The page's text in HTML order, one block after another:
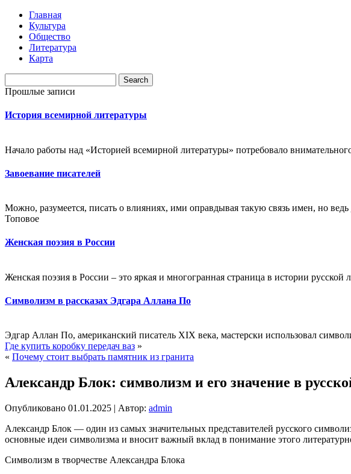
Главная
Культура
Общество
Литература
Карта
Прошлые записи
История всемирной литературы
Начало работы над «Историей всемирной литературы» потребовало
Завоевание писателей
Можно, разумеется, писать о влияниях, ими оправдывая такую связь имен, но ведь
Топовое
Женская поэзия в России
Женская поэзия в России – это яркая и многогранная страница в истории русской
Символизм в рассказах Эдгара Аллана По
Эдгар Аллан По, американский писатель XIX века, мастерски использовал
Где купить коробку передач ваз »
« Почему стоит выбрать памятник из гранита
Александр Блок: символизм и его значение в
Опубликовано 01.01.2025 | Автор: admin
Александр Блок — один из самых значительных представителей русского
основные идеи символизма и вносит важный вклад в понимание этого
Символизм в творчестве Александра Блока